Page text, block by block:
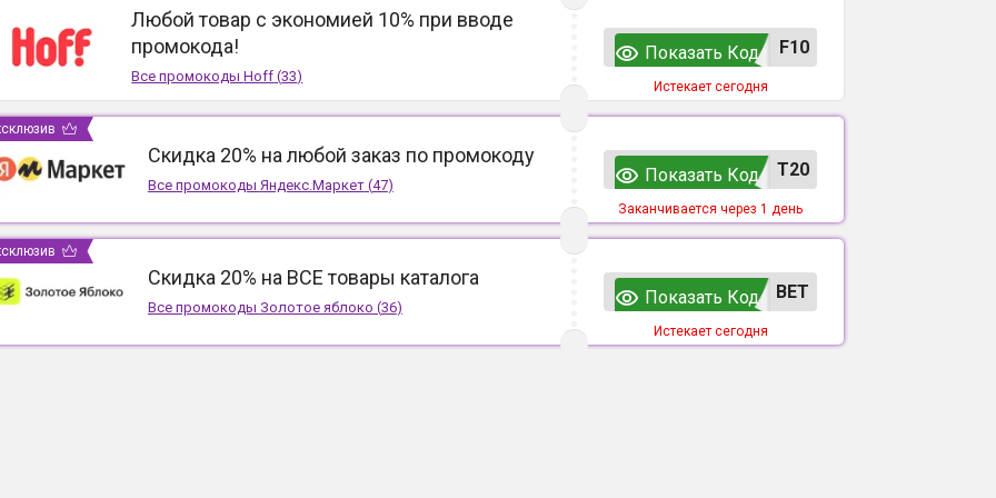
Любой товар с экономией 10% при вводе
промокода!
Все промокодыHoff (33)
F10
Показать Код
Истекает сегодня
Скидка 20% на любой заказ по промокоду
Все промокоды Яндекс.Маркет(47)
T20
Показать Код
Заканчивается через 1 день
Скидка 20% на ВСЕ товары каталога
Все промокоды Золотое яблоко (36)
ВЕТ
Показать Код
Истекает сегодня